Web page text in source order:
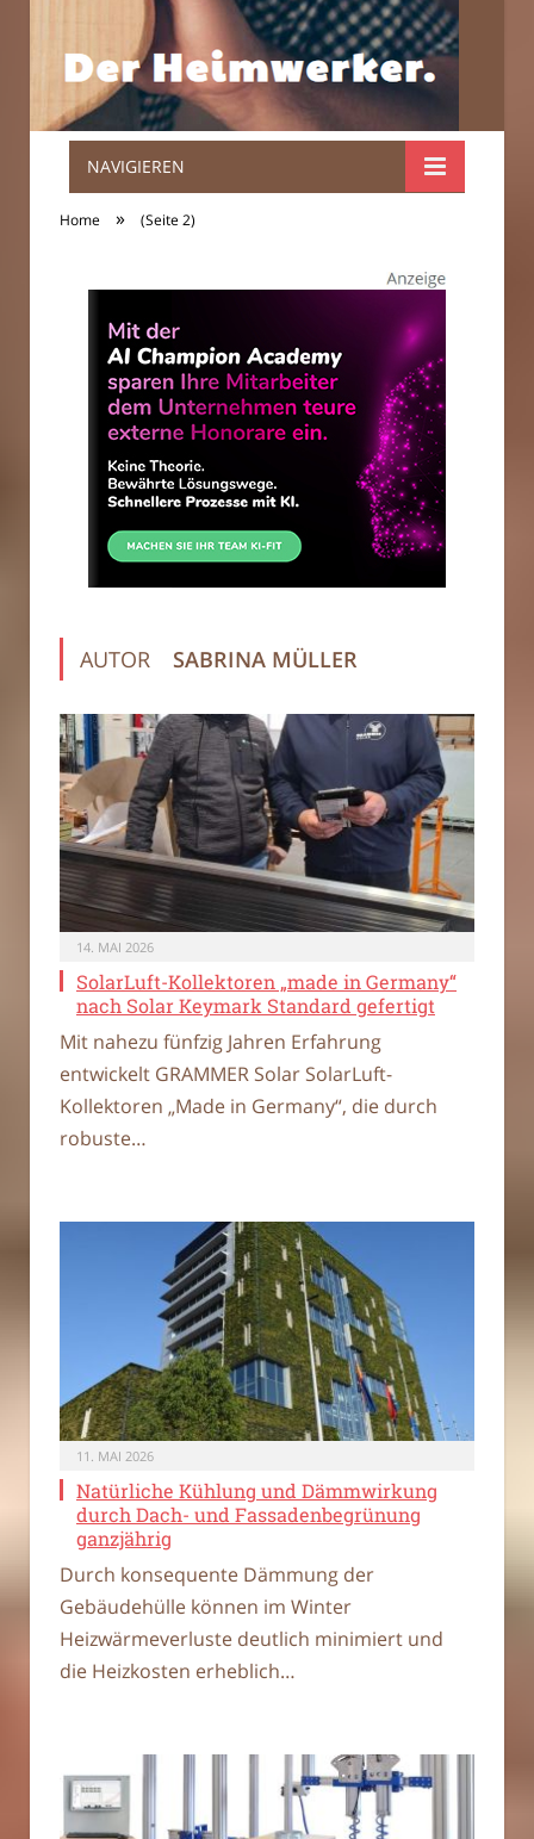
Der
Heimwerker.
NAVIGIEREN
Home » (Seite 2)
AUTOR SABRINA MÜLLER
14. MAI 2026
SolarLuft-Kollektoren „made in Germany“
nach Solar Keymark Standard gefertigt
Mit nahezu fünfzig Jahren Erfahrung
entwickelt GRAMMER Solar SolarLuft-
Kollektoren „Made in Germany“, die durch
robuste…
11. MAI 2026
Natürliche Kühlung und Dämmwirkung
durch Dach- und Fassadenbegrünung
ganzjährig
Durch konsequente Dämmung der
Gebäudehülle können im Winter
Heizwärmeverluste deutlich minimiert und
die Heizkosten erheblich…